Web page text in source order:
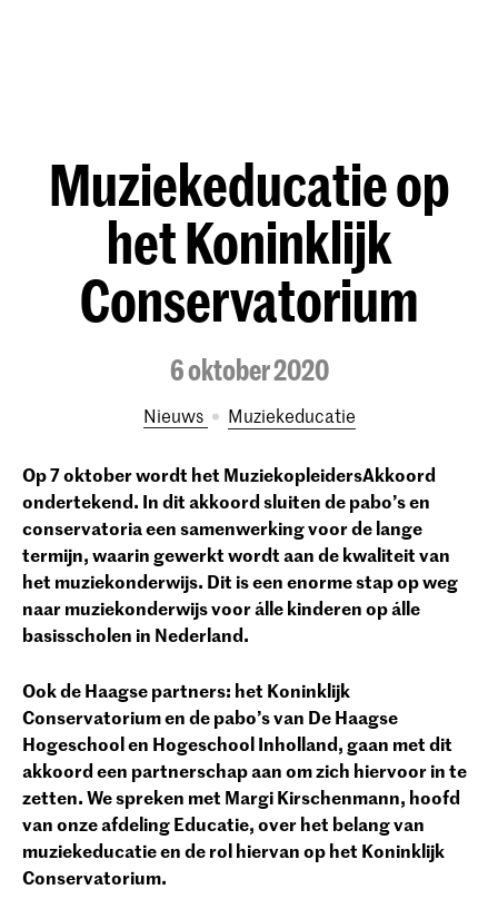
Muziekeducatie op
het Koninklijk
Conservatorium
6 oktober 2020
Nieuws Muziekeducatie
Op 7 oktober wordt het MuziekopleidersAkkoord
ondertekend. In dit akkoord sluiten de pabo’s en
conservatoria een samenwerking voor de lange
termijn, waarin gewerkt wordt aan de kwaliteit van
het muziekonderwijs. Dit is een enorme stap op weg
naar muziekonderwijs voor álle kinderen op álle
basisscholen in Nederland.
Ook de Haagse partners: het Koninklijk
Conservatorium en de pabo’s van De Haagse
Hogeschool en Hogeschool Inholland, gaan met dit
akkoord een partnerschap aan om zich hiervoor in te
zetten. We spreken met Margi Kirschenmann, hoofd
van onze afdeling Educatie, over het belang van
muziekeducatie en de rol hiervan op het Koninklijk
Conservatorium.